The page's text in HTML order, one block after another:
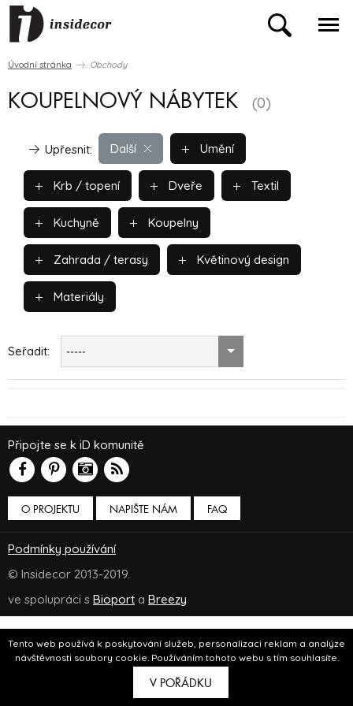
Tento web používá k poskytování služeb, personalizaci reklam a analýze
návštěvnosti soubory cookie. Používáním tohoto webu s tím souhlasíte.
V POŘÁDKU
Úvodní stránka Obchody
KOUPELNOVÝ NÁBYTEK (0)
Další
Upřesnit: Umění
Krb / topení Dveře Textil
Kuchyně Koupelny
Zahrada / terasy Květinový design
Materiály
Seřadit: -----
O PROJEKTU NAPIŠTE NÁM
Připojte se k iD komunitě
FAQ
Podmínky používání
© Insidecor 2013-2019.
ve spolupráci s Bioport a Breezy